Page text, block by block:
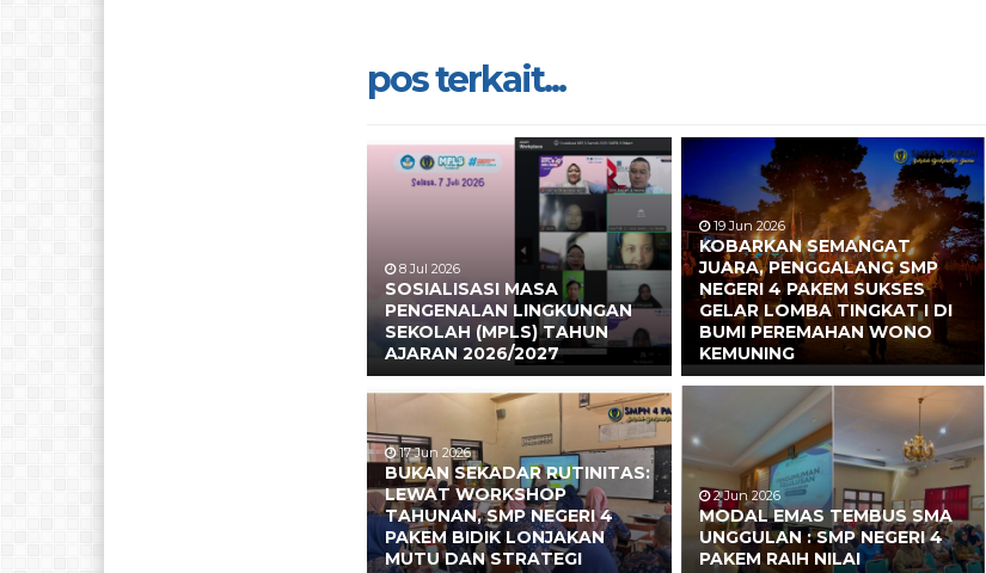
pos terkait...
8 Jul 2026
SOSIALISASI MASA
PENGENALAN LINGKUNGAN
SEKOLAH (MPLS) TAHUN
AJARAN 2026/2027
19 Jun 2026
KOBARKAN SEMANGAT
JUARA, PENGGALANG SMP
NEGERI 4 PAKEM SUKSES
GELAR LOMBA TINGKAT I DI
BUMI PEREMAHAN WONO
KEMUNING
17 Jun 2026
BUKAN SEKADAR RUTINITAS:
LEWAT WORKSHOP
TAHUNAN, SMP NEGERI 4
PAKEM BIDIK LONJAKAN
MUTU DAN STRATEGI
2 Jun 2026
MODAL EMAS TEMBUS SMA
UNGGULAN : SMP NEGERI 4
PAKEM RAIH NILAI